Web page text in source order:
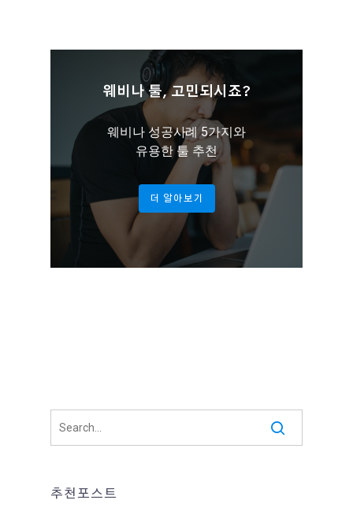
웨비나 툴, 고민되시죠?
웨비나 성공사례 5가지와
유용한 툴 추천
더 알아보기
추천포스트